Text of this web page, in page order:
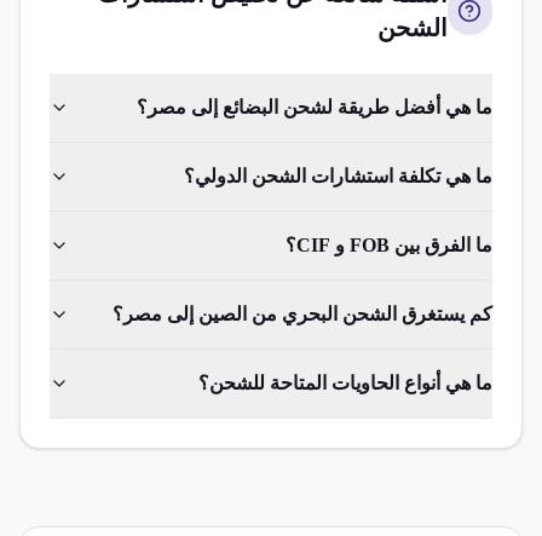
الشحن
ما هي أفضل طريقة لشحن البضائع إلى مصر؟
ما هي تكلفة استشارات الشحن الدولي؟
ما الفرق بين FOB و CIF؟
كم يستغرق الشحن البحري من الصين إلى مصر؟
ما هي أنواع الحاويات المتاحة للشحن؟